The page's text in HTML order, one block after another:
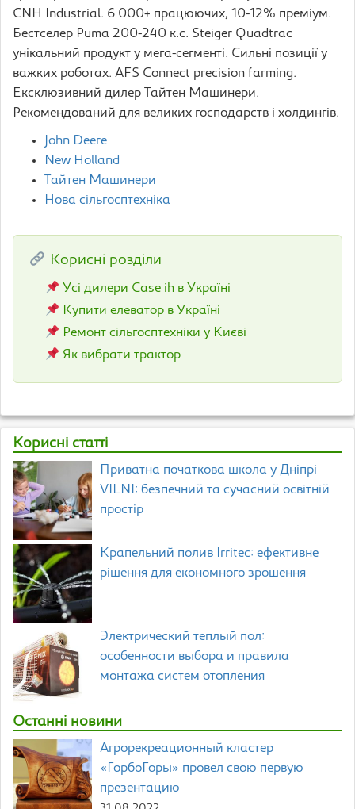
CNH Industrial. 6 000+ працюючих, 10-12% преміум.
Бестселер Puma 200-240 к.с. Steiger Quadtrac
унікальний продукт у мега-сегменті. Сильні позиції у
важких роботах. AFS Connect precision farming.
Ексклюзивний дилер Тайтен Машинери.
Рекомендований для великих господарств і холдингів.
John Deere
New Holland
Тайтен Машинери
Нова сільгосптехніка
Корисні розділи
Усі дилери Case ih в Україні
Купити елеватор в Україні
Ремонт сільгосптехніки у Києві
Як вибрати трактор
Корисні статті
Приватна початкова школа у Дніпрі
VILNI: безпечний та сучасний освітній
простір
Крапельний полив Irritec: ефективне
рішення для економного зрошення
Электрический теплый пол:
особенности выбора и правила
монтажа систем отопления
Останні новини
Агрорекреационный кластер
«ГорбоГоры» провел свою первую
презентацию